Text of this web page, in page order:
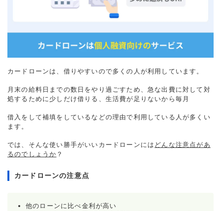
カードローンは、借りやすいので多くの人が利用しています。
月末の給料日までの数日をやり過ごすため、急な出費に対して対
処するために少しだけ借りる、生活費が足りないから毎月
借入をして補填をしているなどの理由で利用している人が多くい
ます。
では、そんな使い勝手がいいカードローンには どんな注意点があ
るのでしょうか ？
カードローンの注意点
他のローンに比べ金利が高い